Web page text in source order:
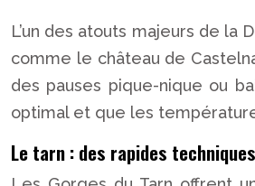
L’un des atouts majeurs de
comme le château de
des pauses pique-nique ou
optimal et que les
Le tarn : des rapides